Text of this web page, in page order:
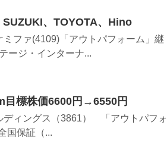
、TOYOTA、Hino
ファ(4109)「アウトパフォーム」継
ジ・インターナ...
目標株価6600円→6550円
ディングス（3861） 「アウトパフォ
国保証（...